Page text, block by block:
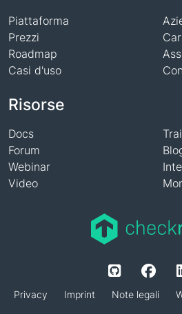
Piattaforma
Prezzi
Roadmap
Casi d'uso
Risorse
Docs
Forum
Webinar
Video
Privacy Imprint Note legali